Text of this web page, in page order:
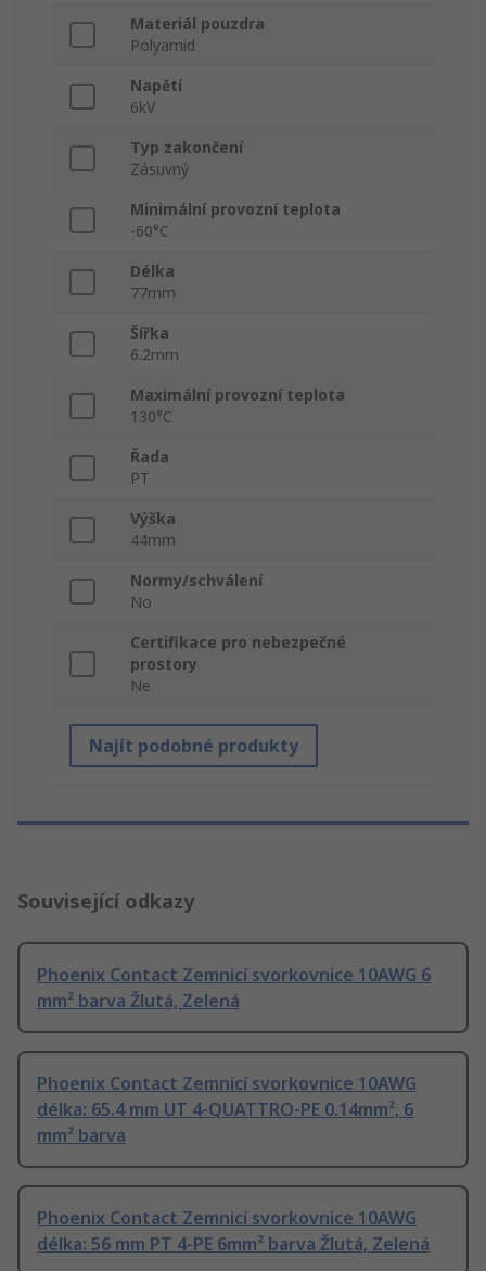
Materiál pouzdra
Polyamid
Napětí
6kV
Typ zakončení
Zásuvný
Minimální provozní teplota
-60°C
Délka
77mm
Šířka
6.2mm
Maximální provozní teplota
130°C
Řada
PT
Výška
44mm
Normy/schválení
No
Certifikace pro nebezpečné
prostory
Ne
Najít podobné produkty
Související odkazy
Phoenix Contact Zemnicí svorkovnice 10AWG 6
mm² barva Žlutá, Zelená
Phoenix Contact Zemnicí svorkovnice 10AWG
délka: 65.4 mm UT 4-QUATTRO-PE 0.14mm², 6
mm² barva
Phoenix Contact Zemnicí svorkovnice 10AWG
délka: 56 mm PT 4-PE 6mm² barva Žlutá, Zelená